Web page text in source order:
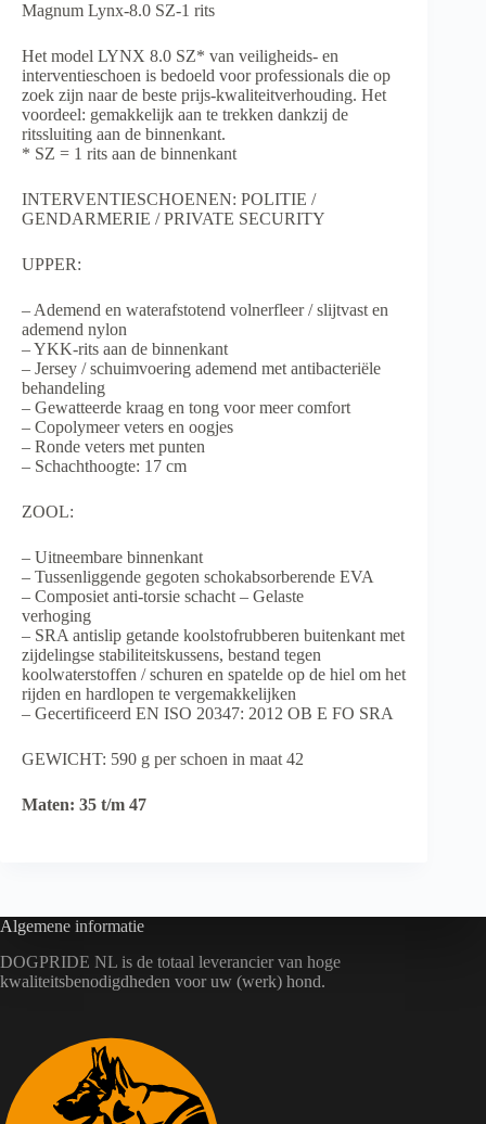
Magnum Lynx-8.0 SZ-1 rits
Het model LYNX 8.0 SZ* van veiligheids- en
interventieschoen is bedoeld voor professionals die op
zoek zijn naar de beste prijs-kwaliteitverhouding. Het
voordeel: gemakkelijk aan te trekken dankzij de
ritssluiting aan de binnenkant.
* SZ = 1 rits aan de binnenkant
INTERVENTIESCHOENEN: POLITIE /
GENDARMERIE / PRIVATE SECURITY
UPPER:
– Ademend en waterafstotend volnerfleer / slijtvast en
ademend nylon
– YKK-rits aan de binnenkant
– Jersey / schuimvoering ademend met antibacteriële
behandeling
– Gewatteerde kraag en tong voor meer comfort
– Copolymeer veters en oogjes
– Ronde veters met punten
– Schachthoogte: 17 cm
ZOOL:
– Uitneembare binnenkant
– Tussenliggende gegoten schokabsorberende EVA
– Composiet anti-torsie schacht – Gelaste
verhoging
– SRA antislip getande koolstofrubberen buitenkant met
zijdelingse stabiliteitskussens, bestand tegen
koolwaterstoffen / schuren en spatelde op de hiel om het
rijden en hardlopen te vergemakkelijken
– Gecertificeerd EN ISO 20347: 2012 OB E FO SRA
GEWICHT: 590 g per schoen in maat 42
Maten: 35 t/m 47
Algemene informatie
DOGPRIDE NL is de totaal leverancier van hoge
kwaliteitsbenodigdheden voor uw (werk) hond.